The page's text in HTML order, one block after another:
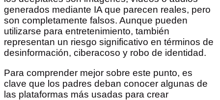
generados mediante IA que parecen reales, pero
son completamente falsos. Aunque pueden
utilizarse para entretenimiento, también
representan un riesgo significativo en términos de
desinformación, ciberacoso y robo de identidad.
Para comprender mejor sobre este punto, es
clave que los padres deban conocer algunas de
las plataformas más usadas para crear